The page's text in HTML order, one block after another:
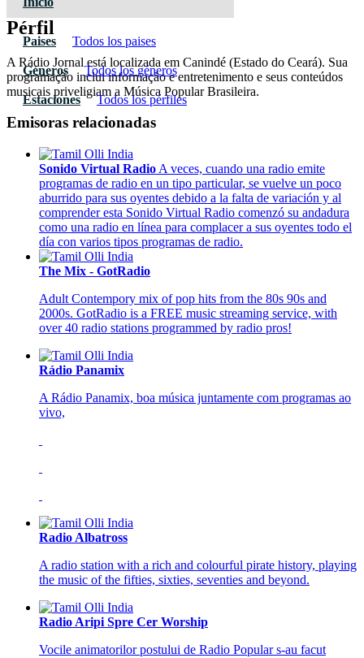
Paises Todos los paises
Géneros Todos los géneros
Estaciones Todos los pérfiles
Pérfil
A Rádio Jornal está localizada em Canindé (Estado do Ceará). Sua
programação inclui informação e entretenimento e seus conteúdos
musicais priveligiam a Música Popular Brasileira.
Emisoras relacionadas
Sonido Virtual Radio A veces, cuando una radio emite
programas de radio en un tipo particular, se vuelve un poco
aburrido para sus oyentes debido a la falta de variación y al
comprender esta Sonido Virtual Radio comenzó su andadura
como una radio en línea para complacer a sus oyentes todo el
día con varios tipos programas de radio.
The Mix - GotRadio
Adult Contempory mix of pop hits from the 80s 90s and
2000s. GotRadio is a FREE music streaming service, with
over 40 radio stations programmed by radio pros!
Rádio Panamix
A Rádio Panamix, boa música juntamente com programas ao
vivo,
Radio Albatross
A radio station with a rich and colourful pirate history, playing
the music of the fifties, sixties, seventies and beyond.
Radio Aripi Spre Cer Worship
Vocile animatorilor postului de Radio Popular s-au facut